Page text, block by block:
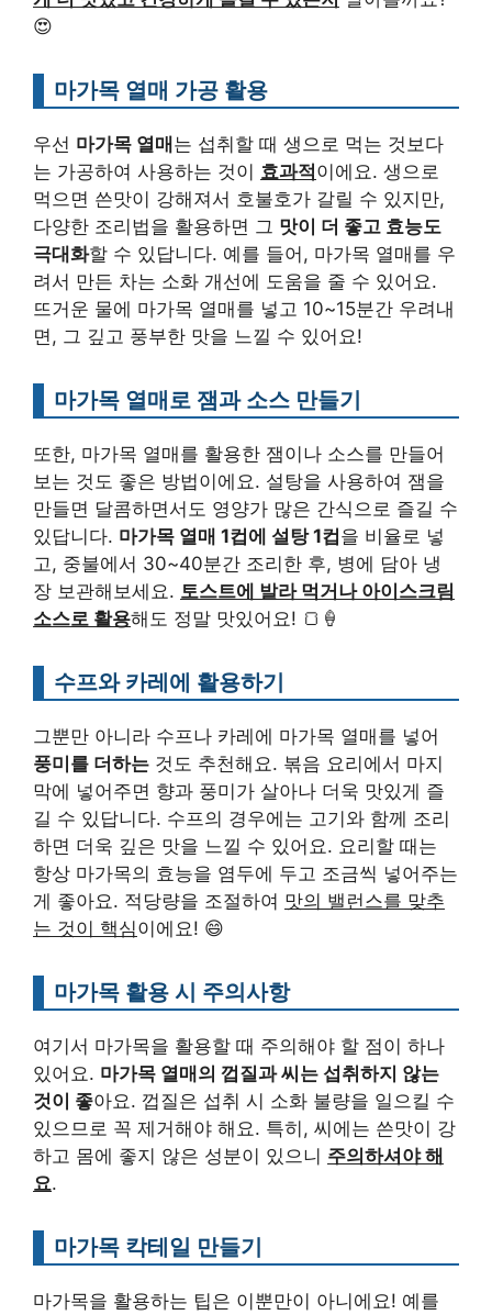
😍
마가목 열매 가공 활용
우선 마가목 열매는 섭취할 때 생으로 먹는 것보다
는 가공하여 사용하는 것이 효과적이에요. 생으로
먹으면 쓴맛이 강해져서 호불호가 갈릴 수 있지만,
다양한 조리법을 활용하면 그 맛이 더 좋고 효능도
극대화할 수 있답니다. 예를 들어, 마가목 열매를 우
려서 만든 차는 소화 개선에 도움을 줄 수 있어요.
뜨거운 물에 마가목 열매를 넣고 10~15분간 우려내
면, 그 깊고 풍부한 맛을 느낄 수 있어요!
마가목 열매로 잼과 소스 만들기
또한, 마가목 열매를 활용한 잼이나 소스를 만들어
보는 것도 좋은 방법이에요. 설탕을 사용하여 잼을
만들면 달콤하면서도 영양가 많은 간식으로 즐길 수
있답니다. 마가목 열매 1컵에 설탕 1컵을 비율로 넣
고, 중불에서 30~40분간 조리한 후, 병에 담아 냉
장 보관해보세요. 토스트에 발라 먹거나 아이스크림
소스로 활용해도 정말 맛있어요! 🍞🍦
수프와 카레에 활용하기
그뿐만 아니라 수프나 카레에 마가목 열매를 넣어
풍미를 더하는 것도 추천해요. 볶음 요리에서 마지
막에 넣어주면 향과 풍미가 살아나 더욱 맛있게 즐
길 수 있답니다. 수프의 경우에는 고기와 함께 조리
하면 더욱 깊은 맛을 느낄 수 있어요. 요리할 때는
항상 마가목의 효능을 염두에 두고 조금씩 넣어주는
게 좋아요. 적당량을 조절하여 맛의 밸런스를 맞추
는 것이 핵심이에요! 😄
마가목 활용 시 주의사항
여기서 마가목을 활용할 때 주의해야 할 점이 하나
있어요. 마가목 열매의 껍질과 씨는 섭취하지 않는
것이 좋아요. 껍질은 섭취 시 소화 불량을 일으킬 수
있으므로 꼭 제거해야 해요. 특히, 씨에는 쓴맛이 강
하고 몸에 좋지 않은 성분이 있으니 주의하셔야 해
요.
마가목 칵테일 만들기
마가목을 활용하는 팁은 이뿐만이 아니에요! 예를